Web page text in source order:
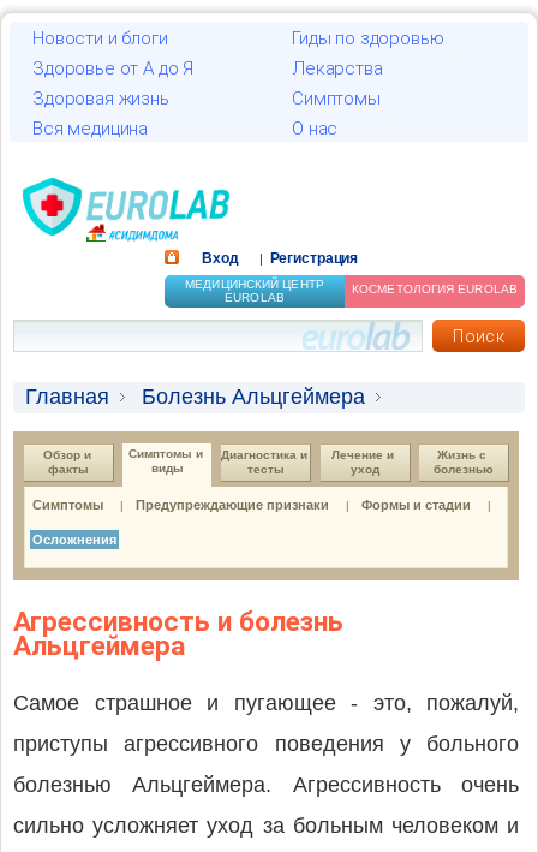
Новости и блоги
Гиды по здоровью
Здоровье от А до Я
Лекарства
Здоровая жизнь
Симптомы
Вся медицина
О нас
Вход Регистрация
МЕДИЦИНСКИЙ ЦЕНТР
EUROLAB
КОСМЕТОЛОГИЯ EUROLAB
Главная
Болезнь Альцгеймера
Симптомы и виды
Осложнения
Обзор и
факты
Симптомы и
виды
Диагностика и
тесты
Лечение и
уход
Жизнь с
болезнью
Симптомы Предупреждающие признаки Формы и стадии
Осложнения
Агрессивность и болезнь
Альцгеймера
Самое страшное и пугающее - это, пожалуй,
приступы агрессивного поведения у больного
болезнью Альцгеймера. Агрессивность очень
сильно усложняет уход за больным человеком и